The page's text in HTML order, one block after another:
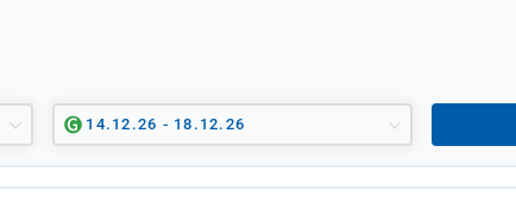
14.12.26 - 18.12.26